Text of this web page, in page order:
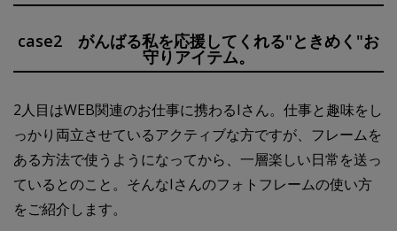
case2 がんばる私を応援してくれる"ときめく"お
守りアイテム。
2人目はWEB関連のお仕事に携わるIさん。仕事と趣味をし
っかり両立させているアクティブな方ですが、フレームを
ある方法で使うようになってから、一層楽しい日常を送っ
ているとのこと。そんなIさんのフォトフレームの使い方
をご紹介します。